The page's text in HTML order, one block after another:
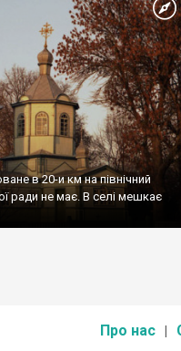
в 20-и км на північний
ради не має. В селі мешкає
Про нас